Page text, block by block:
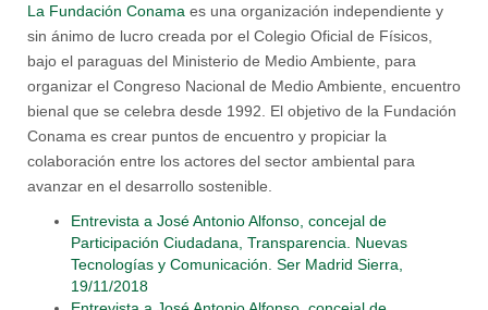
La Fundación Conama es una organización independiente y
sin ánimo de lucro creada por el Colegio Oficial de Físicos,
bajo el paraguas del Ministerio de Medio Ambiente, para
organizar el Congreso Nacional de Medio Ambiente, encuentro
bienal que se celebra desde 1992. El objetivo de la Fundación
Conama es crear puntos de encuentro y propiciar la
colaboración entre los actores del sector ambiental para
avanzar en el desarrollo sostenible.
Entrevista a José Antonio Alfonso, concejal de
Participación Ciudadana, Transparencia. Nuevas
Tecnologías y Comunicación. Ser Madrid Sierra,
19/11/2018